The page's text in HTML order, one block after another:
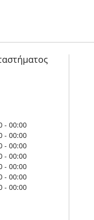
- 00:00
- 00:00
- 00:00
- 00:00
- 00:00
- 00:00
- 00:00